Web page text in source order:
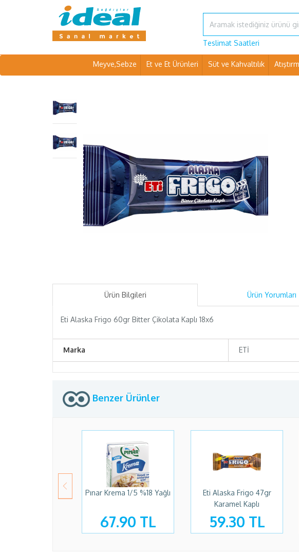
Teslimat Saatleri
Meyve,Sebze Et ve Et Ürünleri Süt ve Kahvaltılık
Ürün Bilgileri Ürün Yorumları
Eti Alaska Frigo 60gr Bitter Çikolata Kaplı 18x6
Marka ETİ
Benzer Ürünler
Pınar Krema 1/5 %18 Yağlı
67.90 TL
Eti Alaska Frigo 47gr
Karamel Kaplı
59.30 TL